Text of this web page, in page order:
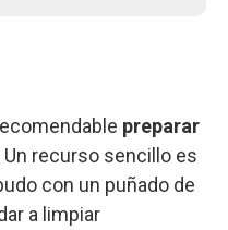
preparar
Un recurso sencillo es
con un puñado de
a limpiar